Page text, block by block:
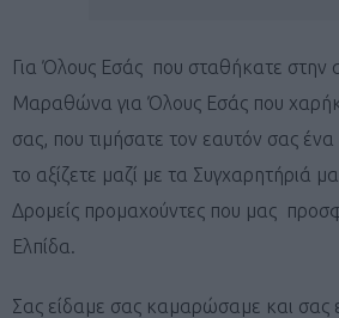
Για Όλους Εσάς που σταθήκατε στην
Μαραθώνα για Όλους Εσάς που
σας, που τιμήσατε τον εαυτόν σας ένα
το αξίζετε μαζί με τα Συγχαρητήριά
Δρομείς προμαχούντες που μας
Ελπίδα.
Σας είδαμε σας καμαρώσαμε και σας